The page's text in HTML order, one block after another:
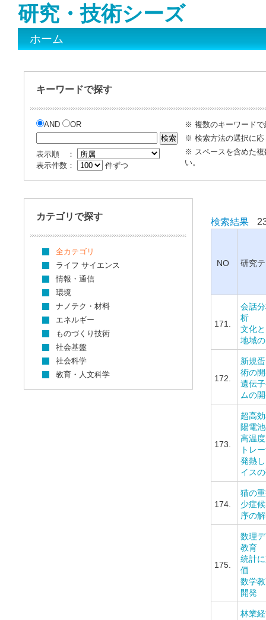
研究・技術シーズ
ホーム
キーワードで探す
AND OR
表示順 ：
表示件数：
件ずつ
※ 複数のキーワードで
※ 検索方法の選択に応
※ スペースを含めた複
い。
カテゴリで探す
全カテゴリ
ライフ サイエンス
情報・通信
環境
ナノテク・材料
エネルギー
ものづくり技術
社会基盤
社会科学
教育・人文科学
検索結果
NO 研究
171.
会話
析
文化
地域
172.
新規
術の
遺伝
ムの
173.
超高
陽電
高温
トレ
発熱
イス
174.
猫の
少症
序の
175.
数理
教育
統計
価
数学
開発
林業